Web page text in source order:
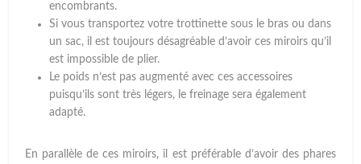
encombrants.
Si vous transportez votre trottinette sous le bras ou dans
un sac, il est toujours désagréable d’avoir ces miroirs qu’il
est impossible de plier.
Le poids n’est pas augmenté avec ces accessoires
puisqu’ils sont très légers, le freinage sera également
adapté.
En parallèle de ces miroirs, il est préférable d’avoir des phares